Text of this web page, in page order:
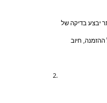
יבצע בדיקה של
חיוב